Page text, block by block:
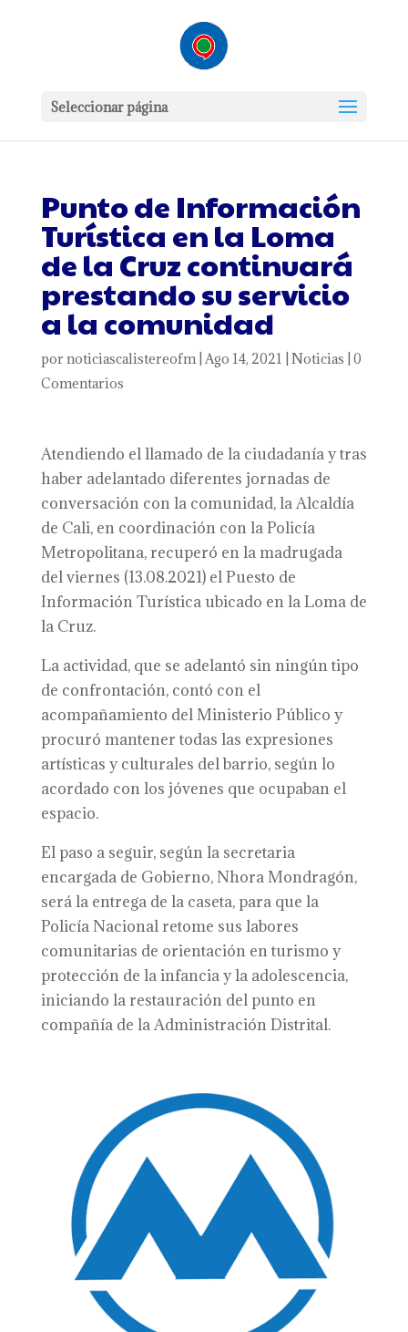
Seleccionar página
Punto de Información
Turística en la Loma
de la Cruz continuará
prestando su servicio
a la comunidad
por noticiascalistereofm| Ago 14, 2021 Noticias 0
Comentarios
Atendiendo el llamado de la ciudadanía y tras
haber adelantado diferentes jornadas de
conversación con la comunidad, la Alcaldía
de Cali, en coordinación con la Policía
Metropolitana, recuperó en la madrugada
del viernes (13.08.2021) el Puesto de
Información Turística ubicado en la Loma de
la Cruz.
La actividad, que se adelantó sin ningún tipo
de confrontación, contó con el
acompañamiento del Ministerio Público y
procuró mantener todas las expresiones
artísticas y culturales del barrio, según lo
acordado con los jóvenes que ocupaban el
espacio.
El paso a seguir, según la secretaria
encargada de Gobierno, Nhora Mondragón,
será la entrega de la caseta, para que la
Policía Nacional retome sus labores
comunitarias de orientación en turismo y
protección de la infancia y la adolescencia,
iniciando la restauración del punto en
compañía de la Administración Distrital.